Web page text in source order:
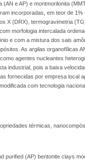
(AN e AP) e montmorilonita
incorporadas, em teor de
X (DRX), termogravimetria
morfologia intercalada
e com a mistura dos sais
As argilas organofílicas
agentes nucleantes
industrial, pois a baixa
fornecidas por empresa local
com tecnologia
térmicas,
purified (AP) bentonite clays